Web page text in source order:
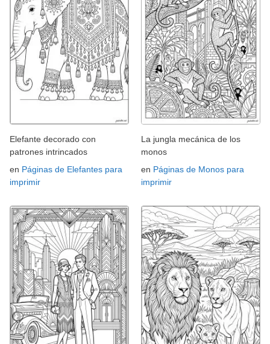
Elefante decorado con
patrones intrincados
en Páginas de Elefantes para
imprimir
La jungla mecánica de los
monos
en Páginas de Monos para
imprimir